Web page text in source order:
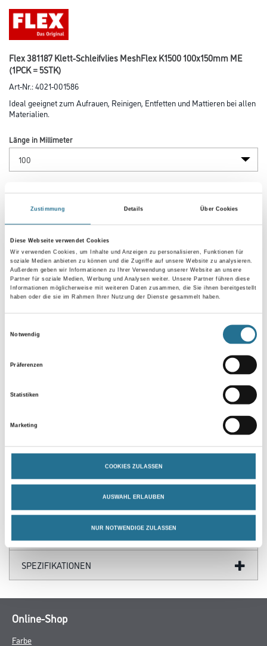
Zustimmung Details Über Cookies
Diese Webseite verwendet Cookies
Wir verwenden Cookies, um Inhalte und Anzeigen zu personalisieren, Funktionen für
soziale Medien anbieten zu können und die Zugriffe auf unsere Website zu analysieren.
Außerdem geben wir Informationen zu Ihrer Verwendung unserer Website an unsere
Partner für soziale Medien, Werbung und Analysen weiter. Unsere Partner führen diese
Informationen möglicherweise mit weiteren Daten zusammen, die Sie ihnen bereitgestellt
haben oder die sie im Rahmen Ihrer Nutzung der Dienste gesammelt haben.
Notwendig
Präferenzen
Statistiken
Marketing
COOKIES ZULASSEN
AUSWAHL ERLAUBEN
NUR NOTWENDIGE ZULASSEN
Flex 381187 Klett-Schleifvlies MeshFlex K1500 100x150mm ME
(1PCK = 5STK)
Art-Nr.:4021-001586
Ideal geeignet zum Aufrauen, Reinigen, Entfetten und Mattieren bei allen
Materialien.
Länge in Millimeter
Umrechnungsfaktoren
SPEZIFIKATIONEN
Online-Shop
Farbe